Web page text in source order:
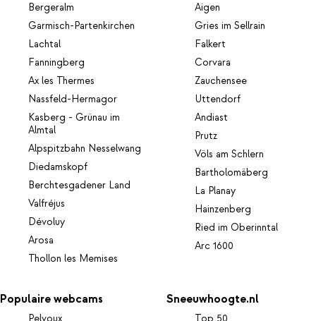
Bergeralm
Garmisch-Partenkirchen
Lachtal
Fanningberg
Ax les Thermes
Nassfeld-Hermagor
Kasberg - Grünau im
Almtal
Alpspitzbahn Nesselwang
Diedamskopf
Berchtesgadener Land
Valfréjus
Dévoluy
Arosa
Thollon les Memises
Aigen
Gries im Sellrain
Falkert
Corvara
Zauchensee
Uttendorf
Andiast
Prutz
Völs am Schlern
Bartholomäberg
La Planay
Hainzenberg
Ried im Oberinntal
Arc 1600
Populaire webcams Sneeuwhoogte.nl